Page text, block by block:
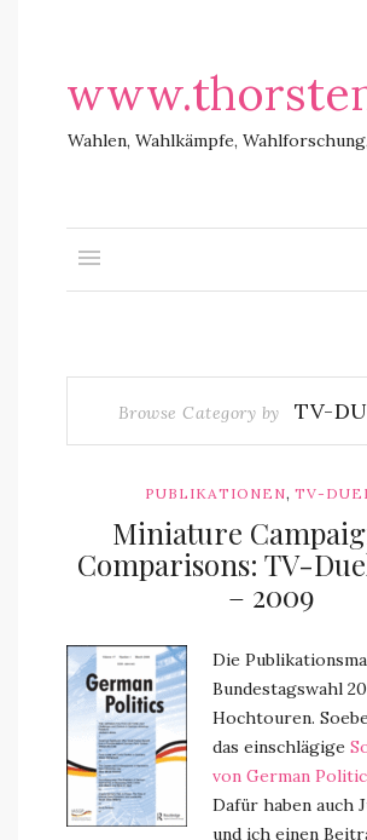
Wahlen, Wahlkämpfe,
Browse Category by TV-
PUBLIKATIONEN, TV-
Miniature
Comparisons: TV-
– 2009
Die
Bundestagswahl
Hochtouren.
das einschlägige
von German
Dafür haben auch
und ich einen